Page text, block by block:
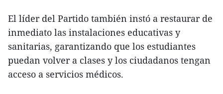
El líder del Partido también instó a restaurar de
inmediato las instalaciones educativas y
sanitarias, garantizando que los estudiantes
puedan volver a clases y los ciudadanos tengan
acceso a servicios médicos.